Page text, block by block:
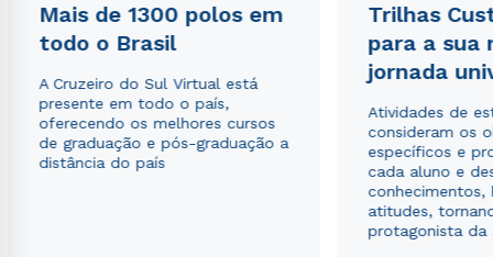
Mais de 1300 polos em
todo o Brasil
A Cruzeiro do Sul Virtual está
presente em todo o país,
oferecendo os melhores cursos
de graduação e pós-graduação a
distância do país
Trilhas
para a sua
jornada
Atividades de
consideram os
específicos e
cada aluno e
conhecimentos,
atitudes,
protagonista da